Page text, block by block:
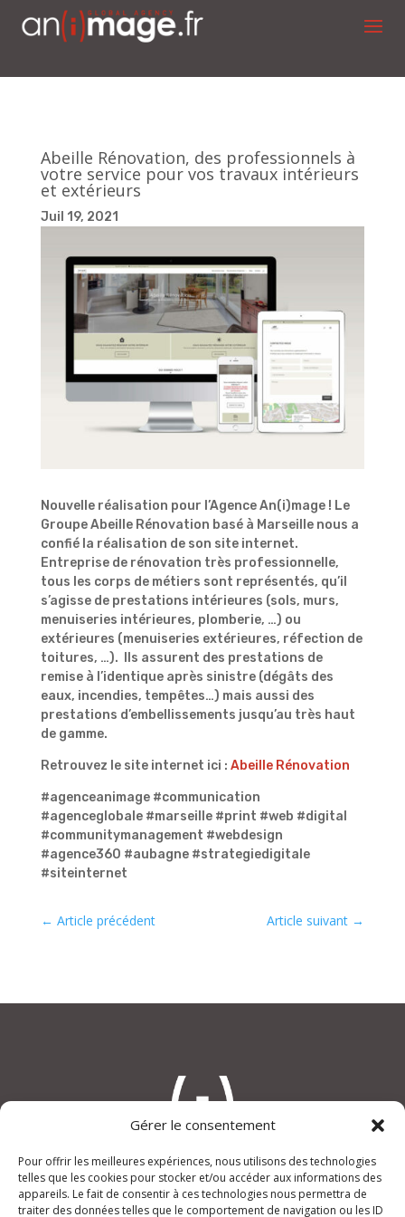
Gérer le consentement
Pour offrir les meilleures expériences, nous utilisons des technologies
telles que les cookies pour stocker et/ou accéder aux informations des
appareils. Le fait de consentir à ces technologies nous permettra de
traiter des données telles que le comportement de navigation ou les ID
Abeille Rénovation, des professionnels à
votre service pour vos travaux intérieurs
et extérieurs
Juil 19, 2021
Nouvelle réalisation pour l’Agence An(i)mage ! Le
Groupe Abeille Rénovation basé à Marseille nous a
confié la réalisation de son site internet.
Entreprise de rénovation très professionnelle,
tous les corps de métiers sont représentés, qu’il
s’agisse de prestations intérieures (sols, murs,
menuiseries intérieures, plomberie, …) ou
extérieures (menuiseries extérieures, réfection de
toitures, …). Ils assurent des prestations de
remise à l’identique après sinistre (dégâts des
eaux, incendies, tempêtes…) mais aussi des
prestations d’embellissements jusqu’au très haut
de gamme.
Retrouvez le site internet ici : Abeille Rénovation
#agenceanimage #communication
#agenceglobale#marseille #print #web #digital
#communitymanagement #webdesign
#agence360 #aubagne #strategiedigitale
#siteinternet
← Article précédent Article suivant →
An(i)mage